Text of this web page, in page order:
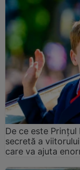
De ce este Prințul
secretă a
care va ajuta